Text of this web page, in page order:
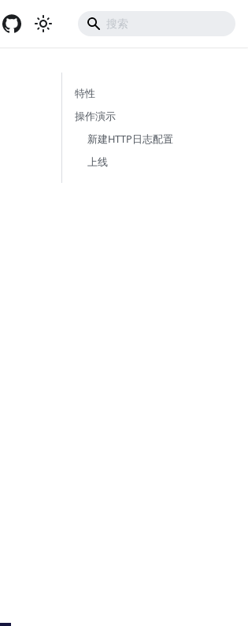
特性
操作演示
新建HTTP日志配置
上线